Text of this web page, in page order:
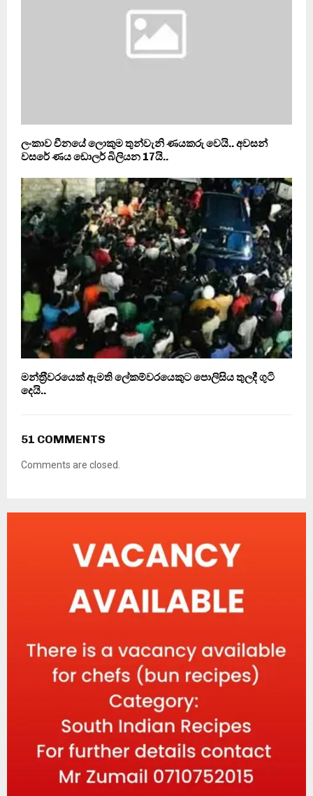
ලංකාව චීනයේ ලොකුම තුන්වැනි ණයකරු වෙයි.. අවසන්
වසරේ ණය ඩොලර් බිලියන 17යි..
මන්ත‍්‍රීවරයෙක් ඇමති ලේකම්වරයෙකුට පොලිසිය තුලදී ගුටි
දෙයි..
51 COMMENTS
Comments are closed.